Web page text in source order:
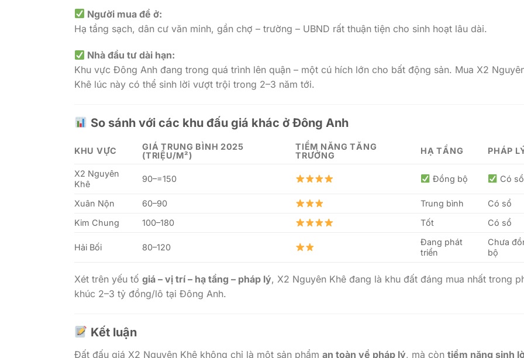
Người mua để ở:
Hạ tầng sạch, dân cư văn minh, gần chợ – trường – UBND rất thuận tiện cho sinh hoạt lâu dài.
Nhà đầu tư dài hạn:
Khu vực Đông Anh đang trong quá trình lên quận – một cú hích lớn cho bất động sản. Mua X2
Khê lúc này có thể sinh lời vượt trội trong 2–3 năm tới.
So sánh với các khu đấu giá khác ở Đông Anh
KHU VỰC
GIÁ TRUNG BÌNH 2025
(TRIỆU/M²)
TIỀM NĂNG TĂNG
TRƯỞNG
HẠ TẦNG PHÁP
X2 Nguyên
Khê
90–=150 Đồng bộ Có
Xuân Nộn 60–90 Trung bình
Có sổ
Kim Chung
100–180 Tốt Có sổ
Hải Bối 80–120
Đang phát
triển
Chưa
bộ
Xét trên yếu tố giá – vị trí – hạ tầng – pháp lý, X2 Nguyên Khê đang là khu đất đáng mua nhất trong
khúc 2–3 tỷ đồng/lô tại Đông Anh.
Kết luận
Đất đấu giá X2 Nguyên Khê không chỉ là một sản phẩm an toàn về pháp lý, mà còn tiềm năng sinh